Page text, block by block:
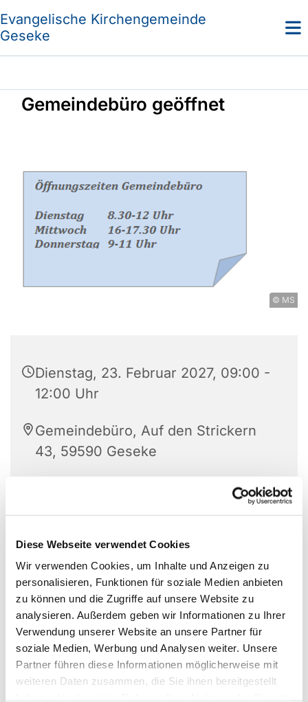
Diese Webseite verwendet Cookies
Wir verwenden Cookies, um Inhalte und Anzeigen zu
personalisieren, Funktionen für soziale Medien anbieten
zu können und die Zugriffe auf unsere Website zu
analysieren. Außerdem geben wir Informationen zu Ihrer
Verwendung unserer Website an unsere Partner für
soziale Medien, Werbung und Analysen weiter. Unsere
Partner führen diese Informationen möglicherweise mit
weiteren Daten zusammen, die Sie ihnen bereitgestellt
Evangelische Kirchengemeinde
Geseke
Gemeindebüro geöffnet
© MS
Dienstag, 23. Februar 2027, 09:00 -
12:00 Uhr
Gemeindebüro, Auf den Strickern
43, 59590 Geseke